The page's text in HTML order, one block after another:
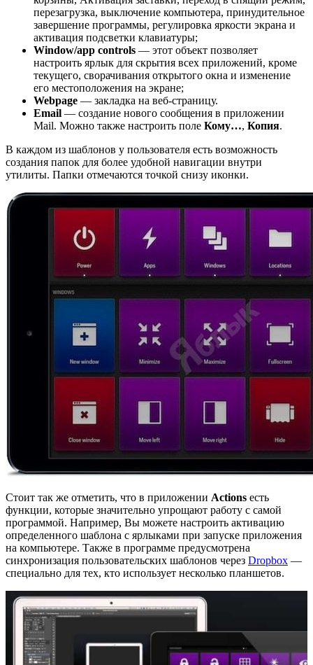
перезагрузка, выключение компьютера, принудительное
завершение программы, регулировка яркости экрана и
активация подсветки клавиатуры;
Window/app controls — этот объект позволяет
настроить ярлык для скрытия всех приложений, кроме
текущего, сворачивания открытого окна и изменение
его местоположения на экране;
Webpage — закладка на веб-страницу.
Email — создание нового сообщения в приложении
Mail. Можно также настроить поле Кому…, Копия.
В каждом из шаблонов у пользователя есть возможность
создания папок для более удобной навигации внутри
утилиты. Папки отмечаются точкой снизу иконки.
Стоит так же отметить, что в приложении Actions есть
функции, которые значительно упрощают работу с самой
программой. Например, Вы можете настроить активацию
определенного шаблона с ярлыками при запуске приложения
на компьютере. Также в программе предусмотрена
синхронизация пользовательских шаблонов через Dropbox —
специально для тех, кто использует несколько планшетов.